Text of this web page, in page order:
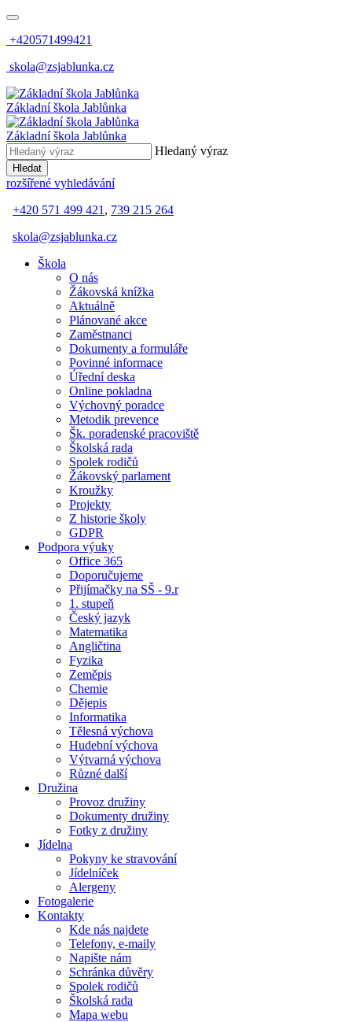
+420571499421
skola@zsjablunka.cz
Základní škola Jablůnka
Základní škola Jablůnka
Hledaný výraz
Hledat
rozšířené vyhledávání
+420 571 499 421 , 739 215 264
skola@zsjablunka.cz
Škola
O nás
Žákovská knížka
Aktuálně
Plánované akce
Zaměstnanci
Dokumenty a formuláře
Povinné informace
Úřední deska
Online pokladna
Výchovný poradce
Metodik prevence
Šk. poradenské pracoviště
Školská rada
Spolek rodičů
Žákovský parlament
Kroužky
Projekty
Z historie školy
GDPR
Podpora výuky
Office 365
Doporučujeme
Přijímačky na SŠ - 9.r
1. stupeň
Český jazyk
Matematika
Angličtina
Fyzika
Zeměpis
Chemie
Dějepis
Informatika
Tělesná výchova
Hudební výchova
Výtvarná výchova
Různé další
Družina
Provoz družiny
Dokumenty družiny
Fotky z družiny
Jídelna
Pokyny ke stravování
Jídelníček
Alergeny
Fotogalerie
Kontakty
Kde nás najdete
Telefony, e-maily
Napište nám
Schránka důvěry
Spolek rodičů
Školská rada
Mapa webu